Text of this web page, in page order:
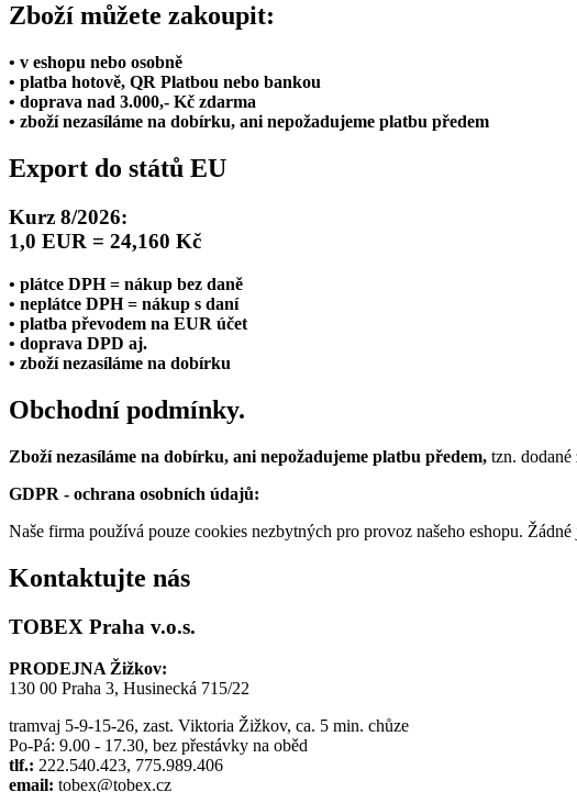
Zboží můžete zakoupit:
• v eshopu nebo osobně
• platba hotově, QR Platbou nebo bankou
• doprava nad 3.000,- Kč zdarma
• zboží nezasíláme na dobírku, ani nepožadujeme platbu předem
Export do států EU
Kurz 8/2026:
1,0 EUR = 24,160 Kč
• plátce DPH = nákup bez daně
• neplátce DPH = nákup s daní
• platba převodem na EUR účet
• doprava DPD aj.
• zboží nezasíláme na dobírku
Obchodní podmínky.
Zboží nezasíláme na dobírku, ani nepožadujeme platbu předem, tzn.
GDPR - ochrana osobních údajů:
Naše firma používá pouze cookies nezbytných pro provoz našeho eshopu.
Kontaktujte nás
TOBEX Praha v.o.s.
PRODEJNA Žižkov:
130 00 Praha 3, Husinecká 715/22
tramvaj 5-9-15-26, zast. Viktoria Žižkov, ca. 5 min. chůze
Po-Pá: 9.00 - 17.30, bez přestávky na oběd
tlf.: 222.540.423, 775.989.406
email: tobex@tobex.cz